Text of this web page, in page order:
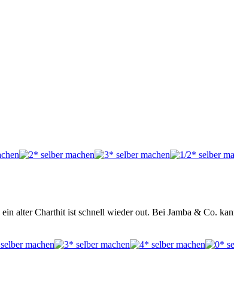
alter Charthit ist schnell wieder out. Bei Jamba & Co.